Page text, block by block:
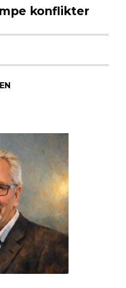
konflikter